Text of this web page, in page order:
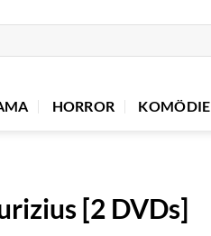
HORROR KOMÖDIE
[2 DVDs]